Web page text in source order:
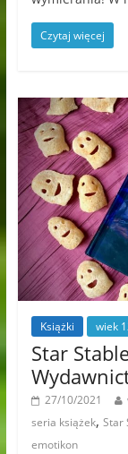
Czytaj więcej
Książki wiek
Star
27/10/2021
seria książek, Star
emotikon